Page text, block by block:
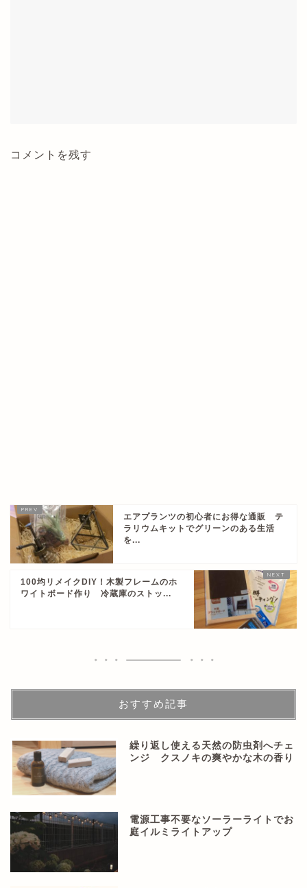
コメントを残す
エアプランツの初心者にお得な通販 テ
ラリウムキットでグリーンのある生活
を...
100均リメイクDIY！木製フレームのホ
ワイトボード作り 冷蔵庫のストッ...
おすすめ記事
繰り返し使える天然の防虫剤へチェ
ンジ クスノキの爽やかな木の香り
電源工事不要なソーラーライトでお
庭イルミライトアップ